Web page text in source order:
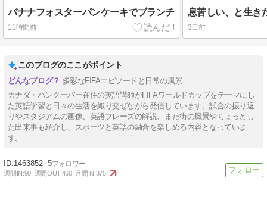
バナナフォスターパンケーキでブランチ
11時間前
息苦しい、と生き
3日前
このブログのここがポイント
多彩なFIFAエピソードと日常の風景
カナダ・バンクーバー在住の英語講師がFIFAワールドカップをテーマにし
た英語学習と日々の生活を織り交ぜながら発信しています。試合の振り返
りやスタジアムの画像、英語フレーズの解説、また街の風景やちょっとし
た出来事も紹介し、スポーツと英語の融合を楽しめる内容となっていま
す。
1463852 5
週間IN:90 週間OUT:460 月間IN:375